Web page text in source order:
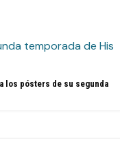
los pósters de su segunda